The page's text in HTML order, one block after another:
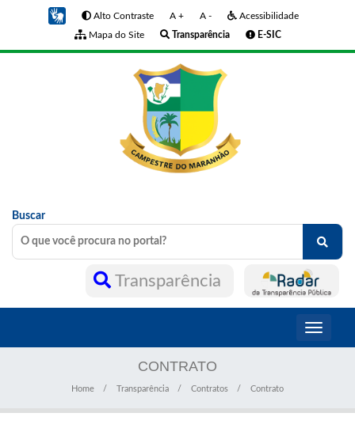
Alto Contraste A + A -
Acessibilidade
Mapa do Site
Transparência E-SIC
Buscar
Transparência
Toggle
CONTRATO
Home Transparência Contratos Contrato